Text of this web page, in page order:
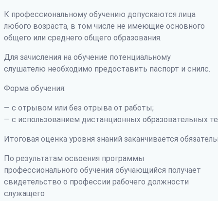
К профессиональному обучению допускаются лица
любого возраста, в том числе не имеющие основного
общего или среднего общего образования.
Для зачисления на обучение потенциальному
слушателю необходимо предоставить паспорт и снилс.
Форма обучения:
— с отрывом или без отрыва от работы;
— с использованием дистанционных образовательных
Итоговая оценка уровня знаний заканчивается
По результатам освоения программы
профессионального обучения обучающийся получает
свидетельство о профессии рабочего должности
служащего